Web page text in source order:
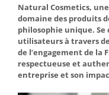
Natural Cosmetics,
domaine des produits
philosophie unique.
utilisateurs à travers
de l’engagement de la
respectueuse et
entreprise et son